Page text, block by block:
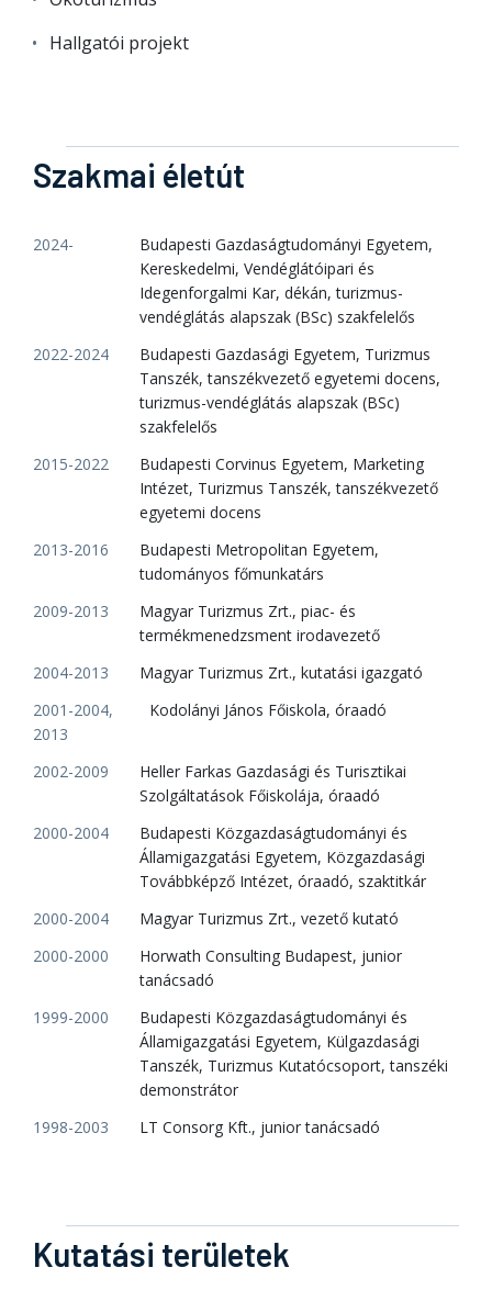
Hallgatói projekt
Szakmai életút
2024-
Budapesti Gazdaságtudományi Egyetem,
Kereskedelmi, Vendéglátóipari és
Idegenforgalmi Kar, dékán, turizmus-
vendéglátás alapszak (BSc) szakfelelős
2022-2024
Budapesti Gazdasági Egyetem, Turizmus
Tanszék, tanszékvezető egyetemi docens,
turizmus-vendéglátás alapszak (BSc)
szakfelelős
2015-2022
Budapesti Corvinus Egyetem, Marketing
Intézet, Turizmus Tanszék, tanszékvezető
egyetemi docens
2013-2016
Budapesti Metropolitan Egyetem,
tudományos főmunkatárs
2009-2013
Magyar Turizmus Zrt., piac- és
termékmenedzsment irodavezető
2004-2013
Magyar Turizmus Zrt., kutatási igazgató
2001-2004,
2013
Kodolányi János Főiskola, óraadó
2002-2009
Heller Farkas Gazdasági és Turisztikai
Szolgáltatások Főiskolája, óraadó
2000-2004
Budapesti Közgazdaságtudományi és
Államigazgatási Egyetem, Közgazdasági
Továbbképző Intézet, óraadó, szaktitkár
2000-2004
Magyar Turizmus Zrt., vezető kutató
2000-2000
Horwath Consulting Budapest, junior
tanácsadó
1999-2000
Budapesti Közgazdaságtudományi és
Államigazgatási Egyetem, Külgazdasági
Tanszék, Turizmus Kutatócsoport, tanszéki
demonstrátor
1998-2003
LT Consorg Kft., junior tanácsadó
Kutatási területek